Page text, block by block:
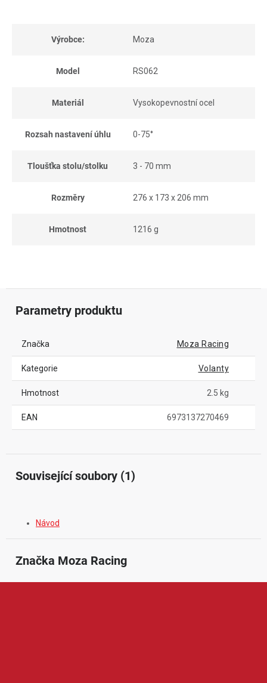
Výrobce: Moza
Model RS062
Materiál Vysokopevnostní ocel
Rozsah nastavení úhlu 0-75°
Tloušťka stolu/stolku 3 - 70 mm
Rozměry 276 x 173 x 206 mm
Hmotnost 1216 g
Parametry produktu
Značka Moza Racing
Kategorie Volanty
Hmotnost 2.5 kg
EAN 6973137270469
Související soubory (1)
Návod
Značka Moza Racing